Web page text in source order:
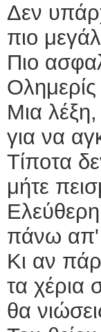
Δεν
πιο
Πιο
Ολημερίς
Μια
για να
Τίποτα
μήτε
πάνω απ'
Κι αν
τα χέρια
θα